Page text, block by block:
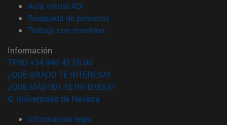
Aula virtual ADI
Búsqueda de personas(abre en nueva ventana)
Trabaja con nosotros(abre en nueva ventana)
Información
TFNO +34 948 42 56 00
¿QUÉ GRADO TE INTERESA?
¿QUÉ MÁSTER TE INTERESA?
© Universidad de Navarra
Información legal